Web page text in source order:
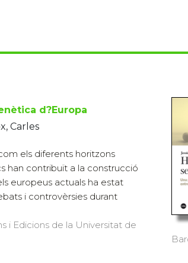
d?Europa
Carles
els diferents horitzons
han contribuït a la construcció
europeus actuals ha estat
i controvèrsies durant
i Edicions de la Universitat de